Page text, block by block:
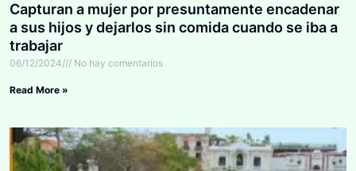
Capturan a mujer por presuntamente encadenar
a sus hijos y dejarlos sin comida cuando se iba a
trabajar
06/12/2024 No hay comentarios
Read More »